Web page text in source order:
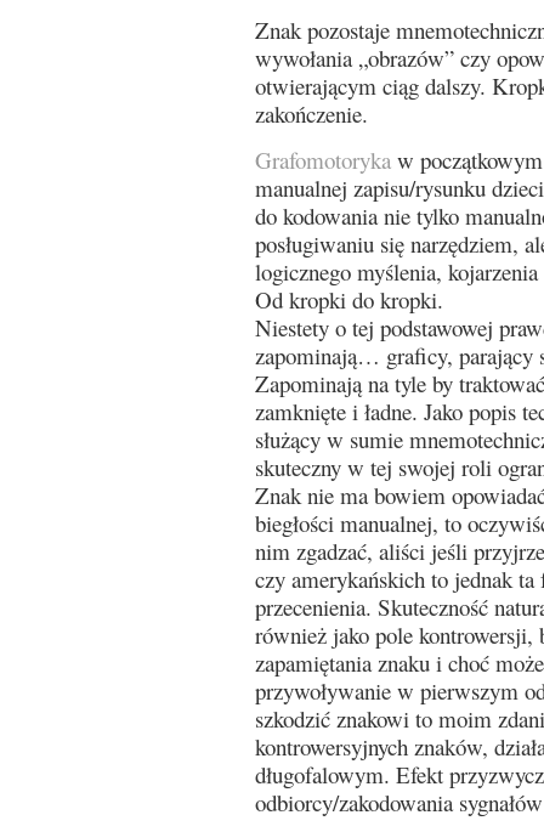
Znak pozostaje
wywołania „obrazów” czy
otwierającym ciąg dalszy.
zakończenie.
Grafomotoryka w
manualnej zapisu/rysunku
do kodowania nie tylko
posługiwaniu się narzędziem,
logicznego myślenia,
Od kropki do kropki.
Niestety o tej podstawowej
zapominają… graficy, parający
Zapominają na tyle by
zamknięte i ładne. Jako popis
służący w sumie
skuteczny w tej swojej roli
Znak nie ma bowiem
biegłości manualnej, to
nim zgadzać, aliści jeśli
czy amerykańskich to jednak
przecenienia. Skuteczność
również jako pole kontrowersji,
zapamiętania znaku i choć
przywoływanie w pierwszym
szkodzić znakowi to moim
kontrowersyjnych znaków,
długofalowym. Efekt
odbiorcy/zakodowania